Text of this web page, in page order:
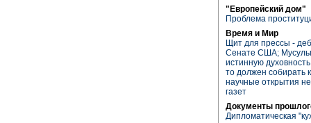
"Европейский дом"
Проблема
Время и Мир
Щит для прессы -
Сенате США;
истинную
то должен собирать
научные открытия не
газет
Документы
Дипломатическая